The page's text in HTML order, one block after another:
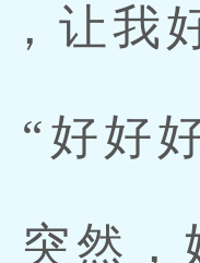
让我
好好好
然，